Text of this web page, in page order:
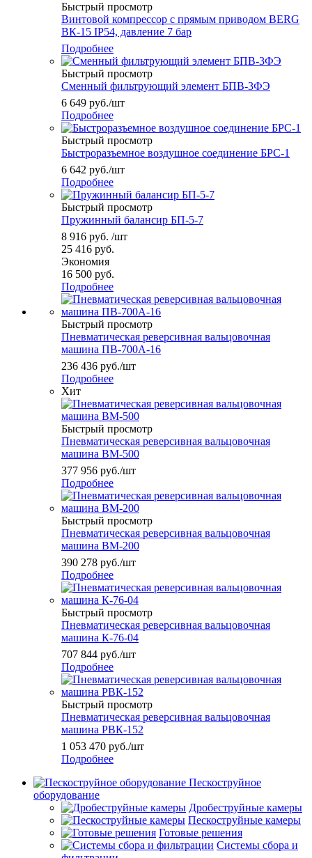
Быстрый просмотр
Винтовой компрессор с прямым приводом BERG
ВК-15 IP54, давление 7 бар
Подробнее
Быстрый просмотр
Сменный фильтрующий элемент БПВ-3ФЭ
6 649 руб./шт
Подробнее
Быстрый просмотр
Быстроразъемное воздушное соединение БРС-1
6 642 руб./шт
Подробнее
Быстрый просмотр
Пружинный балансир БП-5-7
8 916 руб. /шт
25 416 руб.
Экономия
16 500 руб.
Подробнее
Быстрый просмотр
Пневматическая реверсивная вальцовочная
машина ПВ-700А-16
236 436 руб./шт
Подробнее
Хит
Быстрый просмотр
Пневматическая реверсивная вальцовочная
машина ВМ-500
377 956 руб./шт
Подробнее
Быстрый просмотр
Пневматическая реверсивная вальцовочная
машина ВМ-200
390 278 руб./шт
Подробнее
Быстрый просмотр
Пневматическая реверсивная вальцовочная
машина К-76-04
707 844 руб./шт
Подробнее
Быстрый просмотр
Пневматическая реверсивная вальцовочная
машина РВК-152
1 053 470 руб./шт
Подробнее
Пескоструйное
оборудование
Дробеструйные камеры
Пескоструйные камеры
Готовые решения
Системы сбора и